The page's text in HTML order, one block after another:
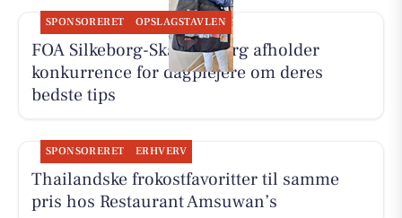
SPONSORERET OPSLAGSTAVLEN
FOA Silkeborg-Skanderborg afholder
konkurrence for dagplejere om deres
bedste tips
SPONSORERET ERHVERV
Thailandske frokostfavoritter til samme
pris hos Restaurant Amsuwan’s